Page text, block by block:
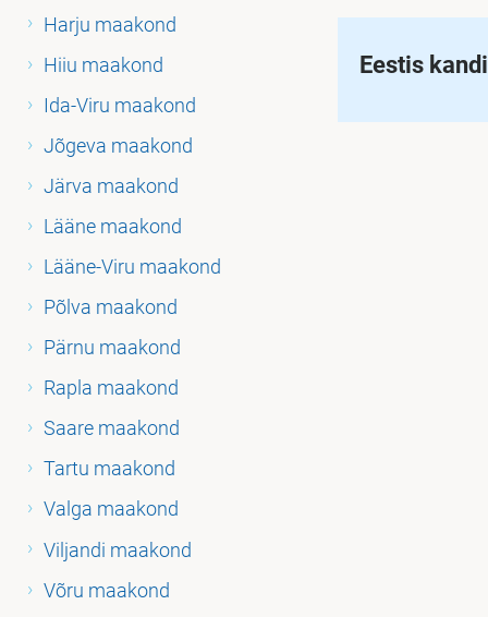
Harju maakond
Hiiu maakond
Ida-Viru maakond
Jõgeva maakond
Järva maakond
Lääne maakond
Lääne-Viru maakond
Põlva maakond
Pärnu maakond
Rapla maakond
Saare maakond
Tartu maakond
Valga maakond
Viljandi maakond
Võru maakond
Eestis